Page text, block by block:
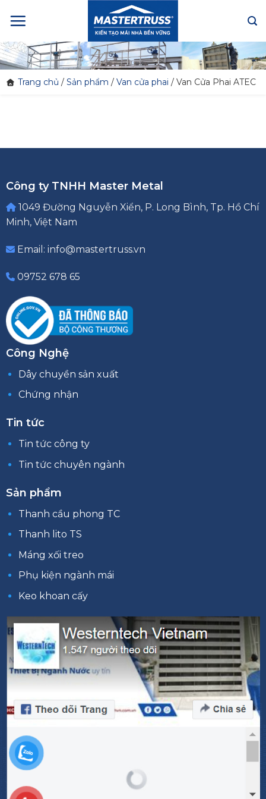
Trang chủ / Sản phẩm / Van cửa phai / Van Cửa Phai ATEC
Công ty TNHH Master Metal
1049 Đường Nguyễn Xiển, P. Long Bình, Tp. Hồ Chí
Minh, Việt Nam
Email: info@mastertruss.vn
09752 678 65
Công Nghệ
Dây chuyền sản xuất
Chứng nhận
Tin tức
Tin tức công ty
Tin tức chuyên ngành
Sản phẩm
Thanh cầu phong TC
Thanh lito TS
Máng xối treo
Phụ kiện ngành mái
Keo khoan cấy